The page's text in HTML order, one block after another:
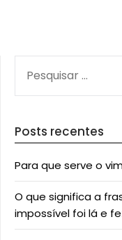
POR:
Posts recentes
Para que serve o
O que significa a
impossível foi lá e